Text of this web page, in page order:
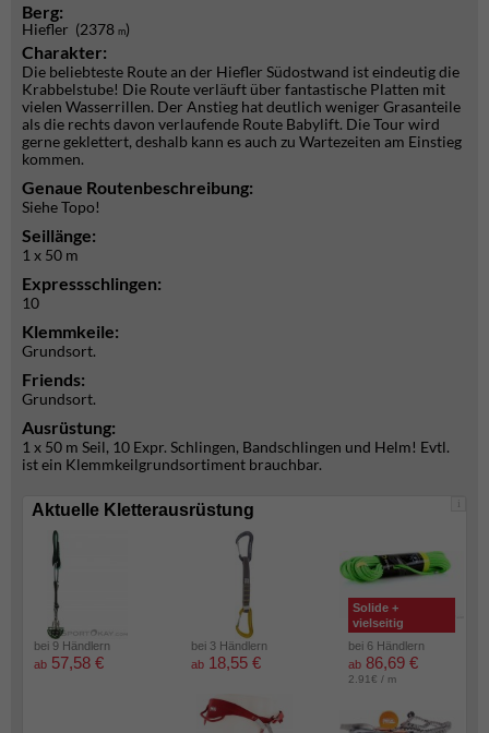
Berg:
Hiefler (2378 m)
Charakter:
Die beliebteste Route an der Hiefler Südostwand ist eindeutig die
Krabbelstube! Die Route verläuft über fantastische Platten mit
vielen Wasserrillen. Der Anstieg hat deutlich weniger Grasanteile
als die rechts davon verlaufende Route Babylift. Die Tour wird
gerne geklettert, deshalb kann es auch zu Wartezeiten am Einstieg
kommen.
Genaue Routenbeschreibung:
Siehe Topo!
Seillänge:
1 x 50 m
Expressschlingen:
10
Klemmkeile:
Grundsort.
Friends:
Grundsort.
Ausrüstung:
1 x 50 m Seil, 10 Expr. Schlingen, Bandschlingen und Helm! Evtl.
ist ein Klemmkeilgrundsortiment brauchbar.
i
Aktuelle Kletterausrüstung
bei 9 Händlern
ab 57,58 €
bei 3 Händlern
ab 18,55 €
Solide +
vielseitig
bei 6 Händlern
ab 86,69 €
2.91€ / m